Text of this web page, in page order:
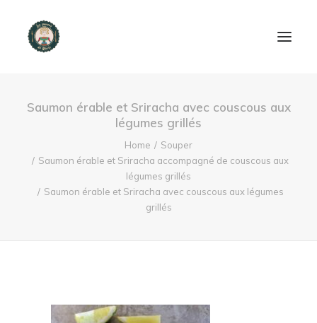
ACCUEIL
PRODUITS ET SERVICES
NOUS CONTACTER
RECETTES
Saumon érable et Sriracha avec couscous aux
légumes grillés
Home
Souper
Saumon érable et Sriracha accompagné de couscous aux
légumes grillés
Saumon érable et Sriracha avec couscous aux légumes
grillés